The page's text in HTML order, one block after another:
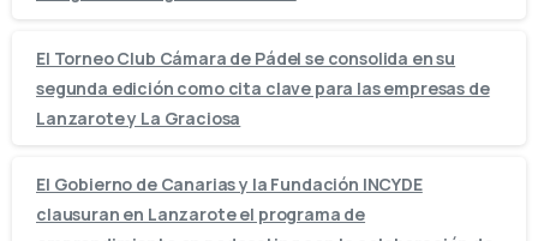
El Torneo Club Cámara de Pádel se consolida en su
segunda edición como cita clave para las empresas de
Lanzarote y La Graciosa
El Gobierno de Canarias y la Fundación INCYDE
clausuran en Lanzarote el programa de